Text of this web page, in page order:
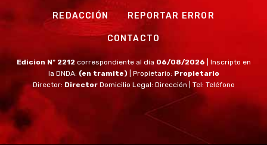
REDACCIÓN REPORTAR ERROR
CONTACTO
Edicion Nº 2212 correspondiente al día 06/08/2026
| Inscripto en
la DNDA: (en tramite) | Propietario: Propietario
Director: Director Domicilio Legal: Dirección | Tel: Teléfono